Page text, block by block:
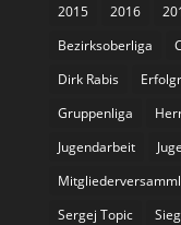
2015 2016
Bezirksoberliga
Dirk Rabis
Gruppenliga
Jugendarbeit
Sergej Topic
Sieg